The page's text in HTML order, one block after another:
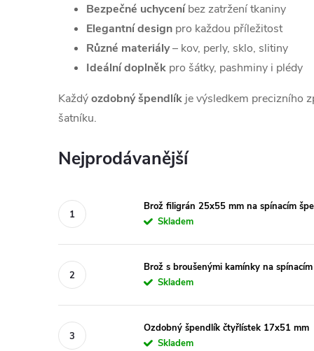
Bezpečné uchyceníbez zatržení tkaniny
Elegantní design pro každou příležitost
Různé materiály– kov, perly, sklo, slitiny
Ideální doplněk pro šátky, pashminy i plédy
Každýozdobný špendlík je výsledkem precizního
šatníku.
Nejprodávanější
Brož filigrán 25x55 mm na spínacím
Skladem
Brož s broušenými kamínky na
Skladem
Ozdobný špendlík čtyřlístek 17x51 mm
Skladem